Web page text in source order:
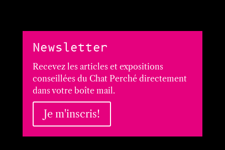
Newsletter
Recevez les articles et expositions
conseillées du Chat Perché directement
dans votre boîte mail.
Je m'inscris!